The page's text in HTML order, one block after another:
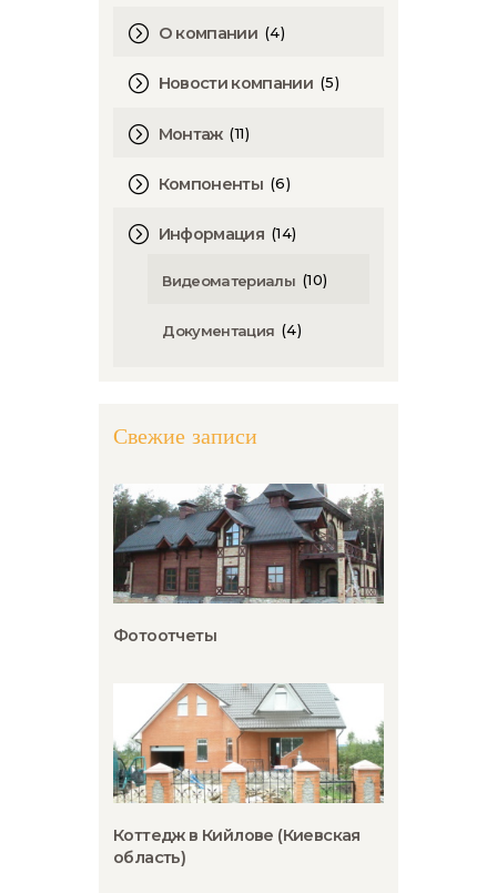
О компании (4)
Новости компании (5)
Монтаж (11)
Компоненты (6)
Информация (14)
Видеоматериалы (10)
Документация (4)
Свежие записи
Фотоотчеты
Коттедж в Кийлове (Киевская
область)